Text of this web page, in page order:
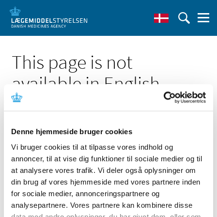
Denne hjemmeside bruger cookies
Vi bruger cookies til at tilpasse vores indhold og
annoncer, til at vise dig funktioner til sociale medier og til
at analysere vores trafik. Vi deler også oplysninger om
din brug af vores hjemmeside med vores partnere inden
for sociale medier, annonceringspartnere og
analysepartnere. Vores partnere kan kombinere disse
This page is not
available in English
Click here to see the Danish page 'Statistik om
medicintilskud i 2016'
Go to English frontpage